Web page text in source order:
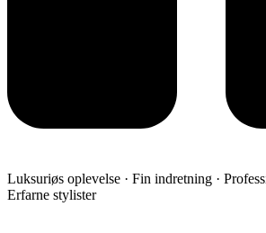
Luksuriøs oplevelse · Fin indretning ·
Erfarne stylister